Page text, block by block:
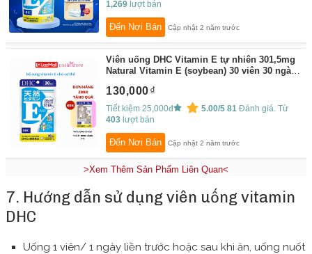
1,269 lượt bán
Đến Nơi Bán Cập nhật 2 năm trước
Viên uống DHC Vitamin E tự nhiên 301,5mg
Natural Vitamin E (soybean) 30 viên 30 ngày
By:Cosin Store
130,000
Tiết kiệm 25,000đ 5.00/5 81 Đánh giá. Từ
403 lượt bán
Đến Nơi Bán Cập nhật 2 năm trước
>Xem Thêm Sản Phẩm Liên Quan<
7. Hướng dẫn sử dụng viên uống vitamin
DHC
Uống 1 viên/ 1 ngày liền trước hoặc sau khi ăn, uống nuốt